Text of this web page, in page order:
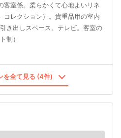
客室係。柔らかくて心地よいリネ
コレクション）。貴重品用の室内
き出しスペース。テレビ。客室の
制）
を全て見る (4件)